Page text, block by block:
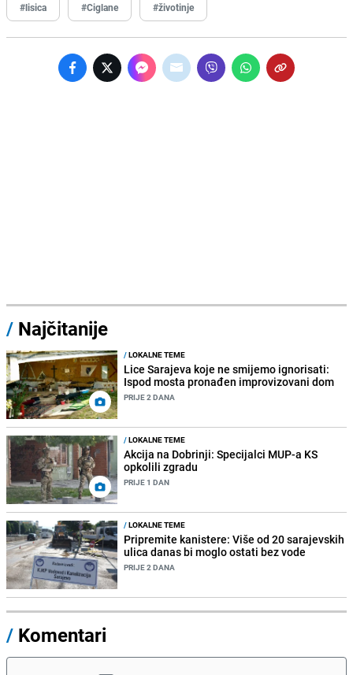
#lisica #Ciglane #životinje
/ Najčitanije
/LOKALNE TEME
Lice Sarajeva koje ne smijemo ignorisati:
Ispod mosta pronađen improvizovani dom
PRIJE 2 DANA
/LOKALNE TEME
Akcija na Dobrinji: Specijalci MUP-a KS
opkolili zgradu
PRIJE 1 DAN
/LOKALNE TEME
Pripremite kanistere: Više od 20 sarajevskih
ulica danas bi moglo ostati bez vode
PRIJE 2 DANA
/ Komentari